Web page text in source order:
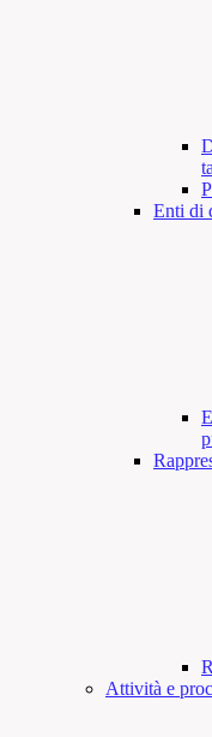
Enti di
Attività e